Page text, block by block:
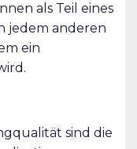
als Teil eines
jedem anderen
ein
sind die